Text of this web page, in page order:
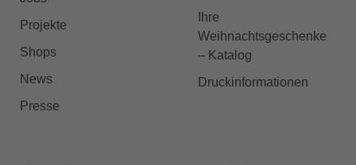
Projekte
Shops
News
Presse
Ihre
Weihnachtsgeschenke
– Katalog
Druckinformationen